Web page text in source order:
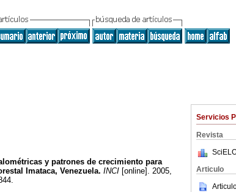
Servicios
Revista
Articulo
y patrones de crecimiento para
Imataca, Venezuela. INCI [online]. 2005,